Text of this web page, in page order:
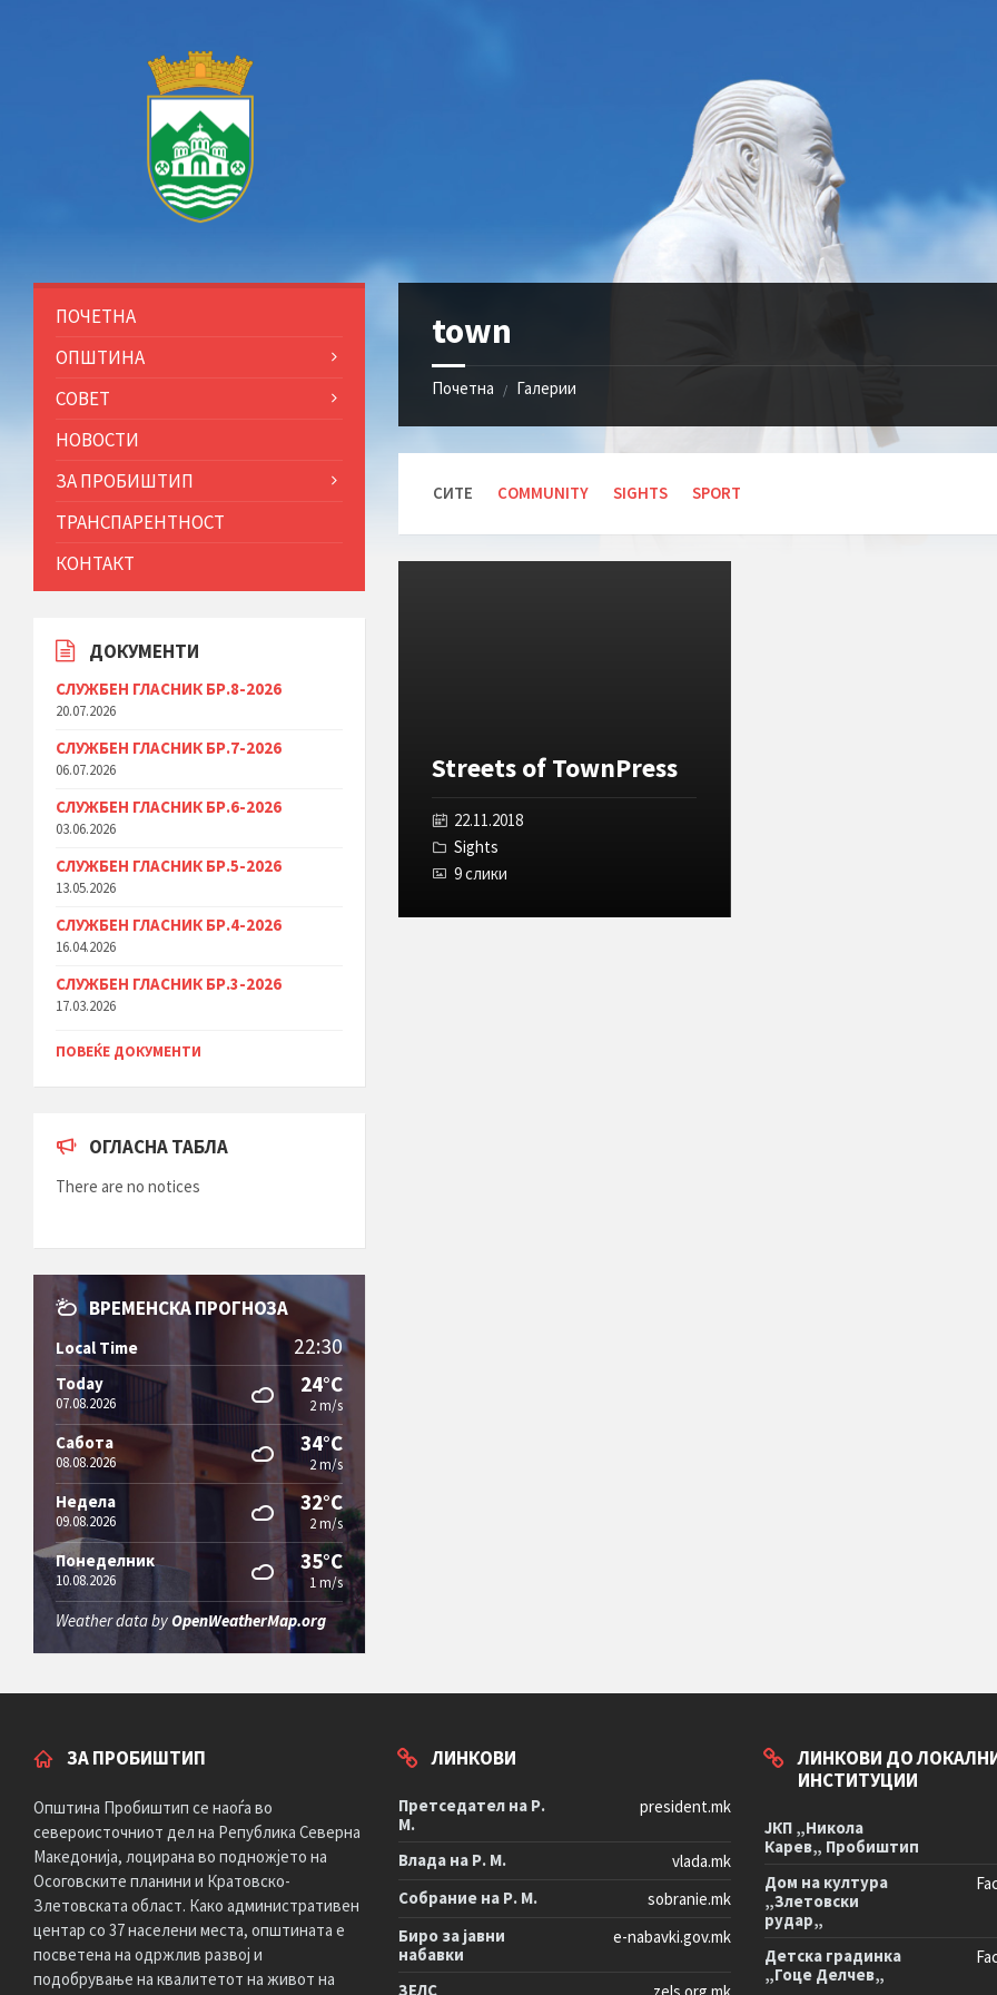
town
Почетна / Галерии
СИТЕ COMMUNITY SIGHTS SPORT
Streets of TownPress
22.11.2018
Sights
9 слики
ПОЧЕТНА
ОПШТИНА
СОВЕТ
НОВОСТИ
ЗА ПРОБИШТИП
ТРАНСПАРЕНТНОСТ
КОНТАКТ
ДОКУМЕНТИ
СЛУЖБЕН ГЛАСНИК БР.8-2026
20.07.2026
СЛУЖБЕН ГЛАСНИК БР.7-2026
06.07.2026
СЛУЖБЕН ГЛАСНИК БР.6-2026
03.06.2026
СЛУЖБЕН ГЛАСНИК БР.5-2026
13.05.2026
СЛУЖБЕН ГЛАСНИК БР.4-2026
16.04.2026
СЛУЖБЕН ГЛАСНИК БР.3-2026
17.03.2026
ПОВЕЌЕ ДОКУМЕНТИ
ОГЛАСНА ТАБЛА
There are no notices
ВРЕМЕНСКА ПРОГНОЗА
Local Time 22:30
Today
07.08.2026
24°C
2 m/s
Сабота
08.08.2026
34°C
2 m/s
Недела
09.08.2026
32°C
2 m/s
Понеделник
10.08.2026
35°C
1 m/s
Weather data byOpenWeatherMap.org
ЗА ПРОБИШТИП
Општина Пробиштип се наоѓа во
североисточниот дел на Република Северна
Македонија, лоцирана во подножјето на
Осоговските планини и Кратовско-
Злетовската област. Како административен
центар со 37 населени места, општината е
посветена на одржлив развој и
подобрување на квалитетот на живот на
ЛИНКОВИ
Претседател на Р.
М.
president.mk
Влада на Р. М.
vlada.mk
Собрание на Р. М.
sobranie.mk
Биро за јавни
набавки
e-nabavki.gov.mk
ЗЕЛС
ЛИНКОВИ ДО
ИНСТИТУЦИИ
ЈКП „Никола
Карев„ Пробиштип
Дом на култура
„Злетовски
рудар„
Детска градинка
„Гоце Делчев„